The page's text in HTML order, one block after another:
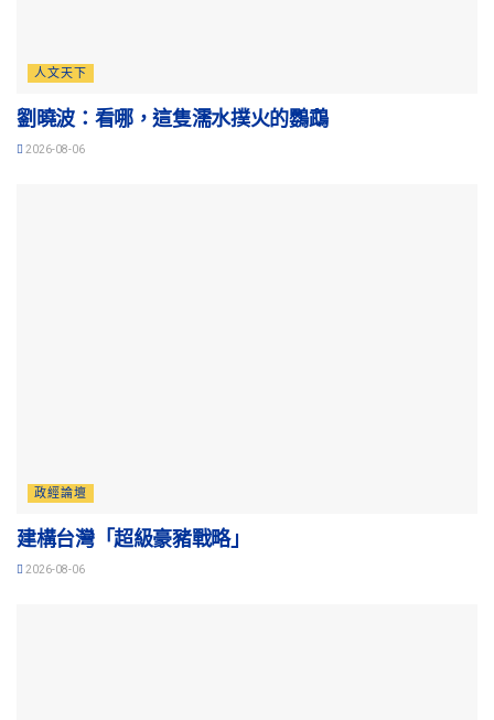
人文天下
劉曉波：看哪，這隻濡水撲火的鸚鵡
2026-08-06
政經論壇
建構台灣「超級豪豬戰略」
2026-08-06